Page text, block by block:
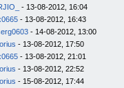
- 13-08-2012, 16:04
- 13-08-2012, 16:43
- 14-08-2012, 13:00
- 13-08-2012, 17:50
- 13-08-2012, 21:01
- 13-08-2012, 22:52
- 15-08-2012, 17:44